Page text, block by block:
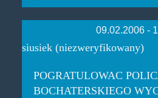
09.02.2006 -
siusiek (niezweryfikowany)
POGRATULOWAC
BOCHATERSKIEGO